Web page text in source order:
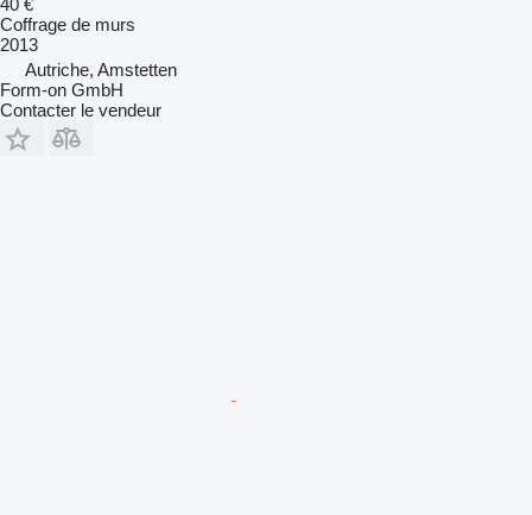
Coffrage de murs
2013
Autriche, Amstetten
Form-on GmbH
Contacter le vendeur